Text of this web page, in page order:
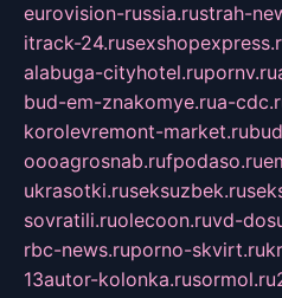
eurovision-russia.rustrah-
itrack-24.ru
alabuga-cityhotel.rupornv.ru
bud-em-znakomye.rua-
korolevremont-market.ru
oooagrosnab.rufpodaso.ru
ukrasotki.ruseksuzbek.ru
sovratili.ruolecoon.ruvd-
rbc-news.ruporno-skvirt.ru
13autor-kolonka.rusormol.ru